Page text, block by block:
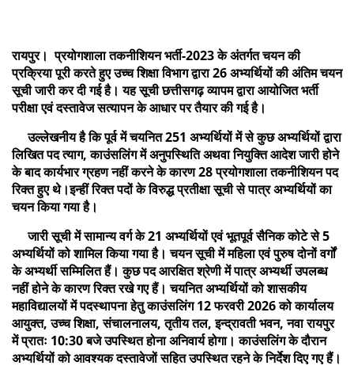
रायपुर। प्रयोगशाला तकनीशियन भर्ती-2023 के अंतर्गत चयन की
प्रक्रिया पूरी करते हुए उच्च शिक्षा विभाग द्वारा 26 अभ्यर्थियों की अंतिम चयन
सूची जारी कर दी गई है। यह सूची छत्तीसगढ़ व्यापम द्वारा आयोजित भर्ती
परीक्षा एवं दस्तावेज सत्यापन के आधार पर तैयार की गई है।
उल्लेखनीय है कि पूर्व में चयनित 251 अभ्यर्थियों में से कुछ अभ्यर्थियों द्वारा
लिखित पद त्याग, काउंसलिंग में अनुपस्थिति अथवा नियुक्ति आदेश जारी होने
के बाद कार्यभार ग्रहण नहीं करने के कारण 28 प्रयोगशाला तकनीशियन पद
रिक्त हुए थे।इन्हीं रिक्त पदों के विरुद्ध प्रतीक्षा सूची से पात्र अभ्यर्थियों का
चयन किया गया है।
जारी सूची में सामान्य वर्ग के 21 अभ्यर्थियों एवं भूतपूर्व सैनिक कोटे से 5
अभ्यर्थियों को शामिल किया गया है। चयन सूची में महिला एवं पुरुष दोनों वर्गों
के अभ्यर्थी सम्मिलित हैं। कुछ पद आरक्षित श्रेणी में पात्र अभ्यर्थी उपलब्ध
नहीं होने के कारण रिक्त रखे गए हैं। चयनित अभ्यर्थियों को शासकीय
महाविद्यालयों में पदस्थापना हेतु काउंसलिंग 12 फरवरी 2026 को कार्यालय
आयुक्त, उच्च शिक्षा, संचालनालय, तृतीय तल, इन्द्रावती भवन, नवा रायपुर
में प्रातः 10:30 बजे उपस्थित होना अनिवार्य होगा। काउंसलिंग के दौरान
अभ्यर्थियों को आवश्यक दस्तावेजों सहित उपस्थित रहने के निर्देश दिए गए हैं।